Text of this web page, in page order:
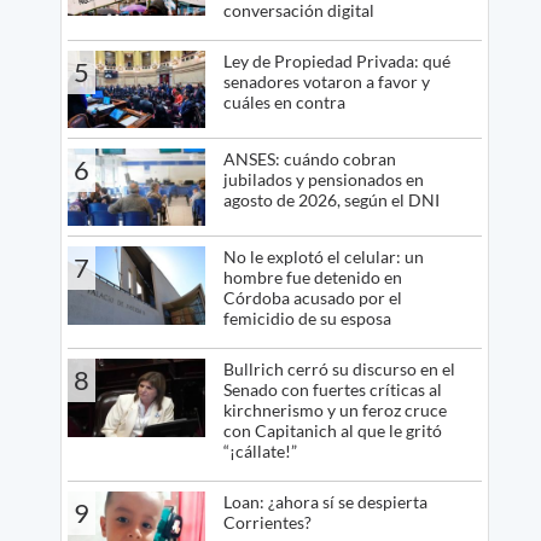
conversación digital
5
Ley de Propiedad Privada: qué
senadores votaron a favor y
cuáles en contra
6
ANSES: cuándo cobran
jubilados y pensionados en
agosto de 2026, según el DNI
7
No le explotó el celular: un
hombre fue detenido en
Córdoba acusado por el
femicidio de su esposa
8
Bullrich cerró su discurso en el
Senado con fuertes críticas al
kirchnerismo y un feroz cruce
con Capitanich al que le gritó
“¡cállate!”
9
Loan: ¿ahora sí se despierta
Corrientes?